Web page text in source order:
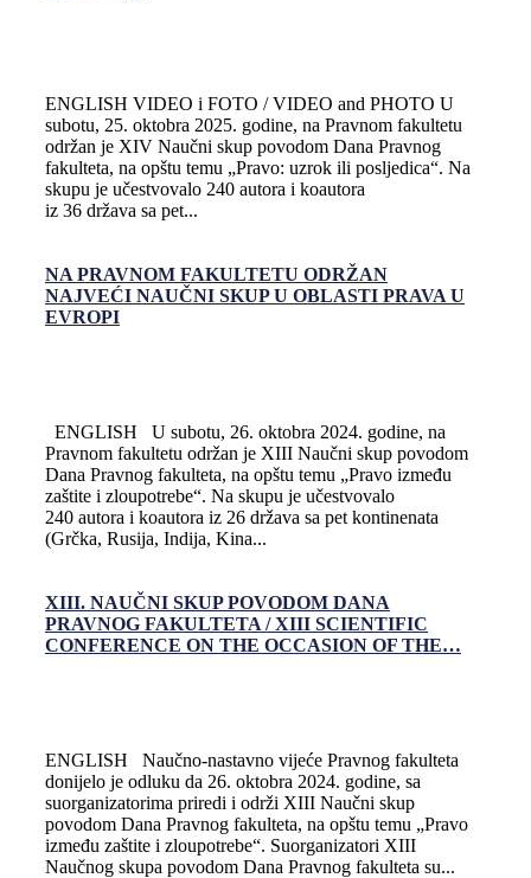
ENGLISH VIDEO i FOTO / VIDEO and PHOTO U
subotu, 25. oktobra 2025. godine, na Pravnom fakultetu
održan je XIV Naučni skup povodom Dana Pravnog
fakulteta, na opštu temu „Pravo: uzrok ili posljedica“. Na
skupu je učestvovalo 240 autora i koautora
iz 36 država sa pet...
NA PRAVNOM FAKULTETU ODRŽAN
NAJVEĆI NAUČNI SKUP U OBLASTI PRAVA U
EVROPI
ENGLISH U subotu, 26. oktobra 2024. godine, na
Pravnom fakultetu održan je XIII Naučni skup povodom
Dana Pravnog fakulteta, na opštu temu „Pravo između
zaštite i zloupotrebe“. Na skupu je učestvovalo
240 autora i koautora iz 26 država sa pet kontinenata
(Grčka, Rusija, Indija, Kina...
XIII. NAUČNI SKUP POVODOM DANA
PRAVNOG FAKULTETA / XIII SCIENTIFIC
CONFERENCE ON THE OCCASION OF THE…
ENGLISH Naučno-nastavno vijeće Pravnog fakulteta
donijelo je odluku da 26. oktobra 2024. godine, sa
suorganizatorima priredi i održi XIII Naučni skup
povodom Dana Pravnog fakulteta, na opštu temu „Pravo
između zaštite i zloupotrebe“. Suorganizatori XIII
Naučnog skupa povodom Dana Pravnog fakulteta su...